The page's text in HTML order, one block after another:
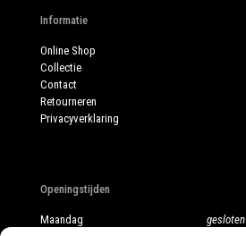
Informatie
Online Shop
Collectie
Contact
Retourneren
Privacyverklaring
Openingstijden
Maandag
gesloten